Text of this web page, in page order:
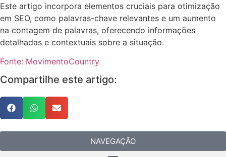
Este artigo incorpora elementos cruciais para otimização
em SEO, como palavras-chave relevantes e um aumento
na contagem de palavras, oferecendo informações
detalhadas e contextuais sobre a situação.
Fonte: MovimentoCountry
Compartilhe este artigo:
NAVEGAÇÃO